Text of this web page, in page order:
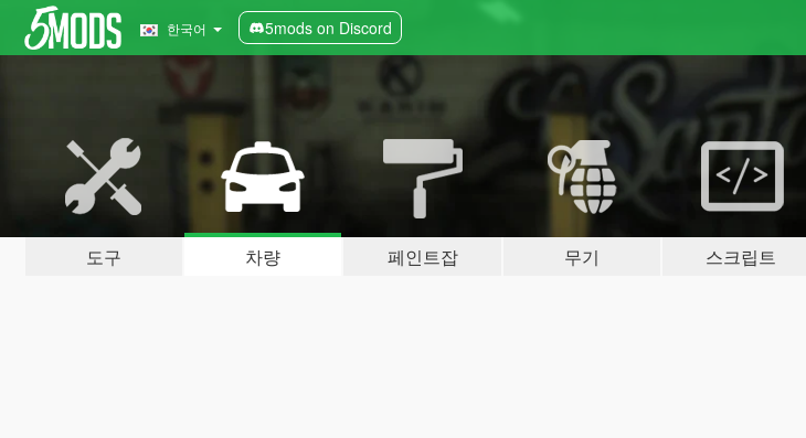
한국어 5mods on Discord
도구 차량 페인트잡 무기 스크립트